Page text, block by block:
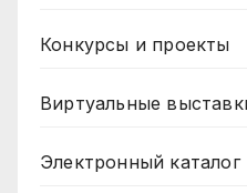
Конкурсы и проекты
Виртуальные
Электронный каталог